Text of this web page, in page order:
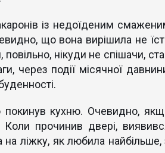
із недоїденим
що вона вирішила не
нікуди не спішачи,
через події місячної
покинув кухню. Очевидно,
прочинив двері,
на ліжку, як любила найбільше,